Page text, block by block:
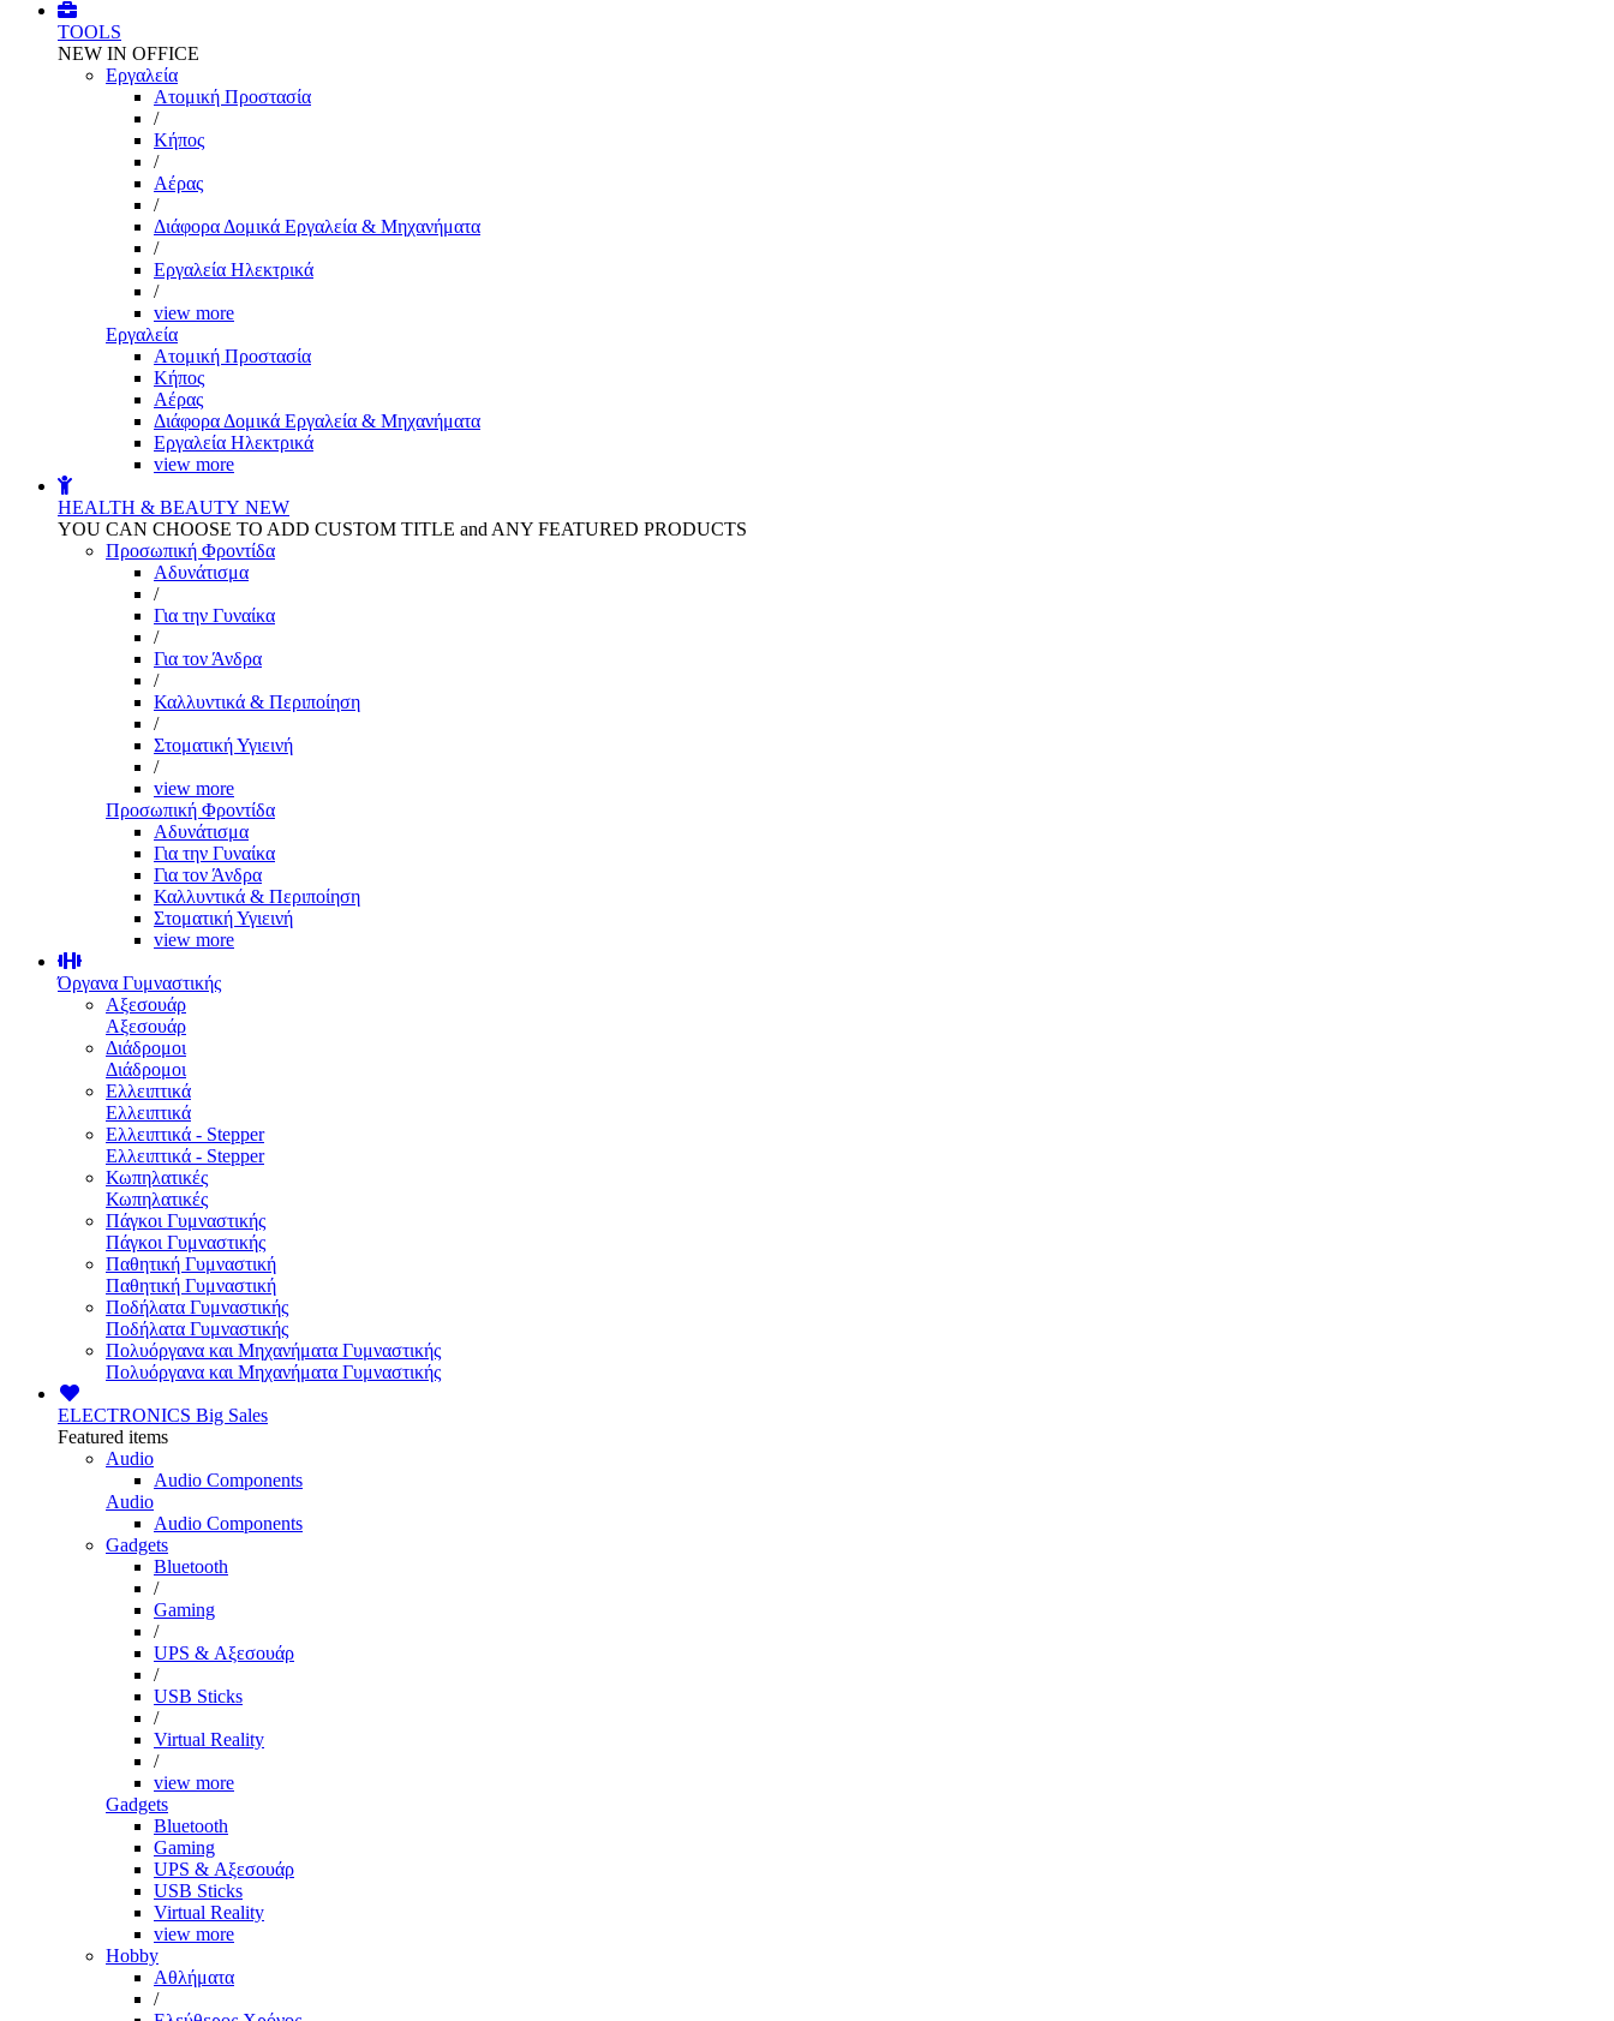
TOOLS
NEW IN OFFICE
Εργαλεία
Aτομική Προστασία
/
Kήπος
/
Αέρας
/
Διάφορα Δομικά Εργαλεία & Μηχανήματα
/
Εργαλεία Ηλεκτρικά
/
view more
Εργαλεία
Aτομική Προστασία
Kήπος
Αέρας
Διάφορα Δομικά Εργαλεία & Μηχανήματα
Εργαλεία Ηλεκτρικά
view more
HEALTH & BEAUTY NEW
YOU CAN CHOOSE TO ADD CUSTOM TITLE and ANY FEATURED PRODUCTS
Προσωπική Φροντίδα
Αδυνάτισμα
/
Για την Γυναίκα
/
Για τον Άνδρα
/
Καλλυντικά & Περιποίηση
/
Στοματική Υγιεινή
/
view more
Προσωπική Φροντίδα
Αδυνάτισμα
Για την Γυναίκα
Για τον Άνδρα
Καλλυντικά & Περιποίηση
Στοματική Υγιεινή
view more
Όργανα Γυμναστικής
Αξεσουάρ
Αξεσουάρ
Διάδρομοι
Διάδρομοι
Ελλειπτικά
Ελλειπτικά
Ελλειπτικά - Stepper
Ελλειπτικά - Stepper
Κωπηλατικές
Κωπηλατικές
Πάγκοι Γυμναστικής
Πάγκοι Γυμναστικής
Παθητική Γυμναστική
Παθητική Γυμναστική
Ποδήλατα Γυμναστικής
Ποδήλατα Γυμναστικής
Πολυόργανα και Μηχανήματα Γυμναστικής
Πολυόργανα και Μηχανήματα Γυμναστικής
ELECTRONICS Big Sales
Featured items
Audio
Audio Components
Audio
Audio Components
Gadgets
Bluetooth
/
Gaming
/
UPS & Αξεσουάρ
/
USB Sticks
/
Virtual Reality
/
view more
Gadgets
Bluetooth
Gaming
UPS & Αξεσουάρ
USB Sticks
Virtual Reality
view more
Hobby
Αθλήματα
/